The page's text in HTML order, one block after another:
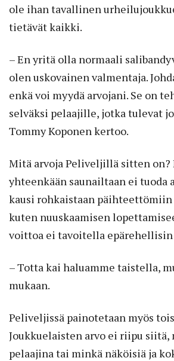
ole ihan tavallinen
tietävät kaikki.
– En yritä olla normaali
olen uskovainen valmentaja.
enkä voi myydä arvojani. Se on
selväksi pelaajille, jotka tulevat
Tommy Koponen kertoo.
Mitä arvoja Peliveljillä sitten on?
yhteenkään saunailtaan ei tuoda
kausi rohkaistaan
kuten nuuskaamisen
voittoa ei tavoitella
– Totta kai haluamme taistella,
mukaan.
Peliveljissä painotetaan myös
Joukkuelaisten arvo ei riipu
pelaajina tai minkä näköisiä ja